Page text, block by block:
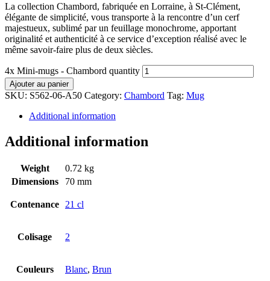
La collection Chambord, fabriquée en Lorraine, à St-Clément,
élégante de simplicité, vous transporte à la rencontre d’un cerf
majestueux, sublimé par un feuillage monochrome, apportant
originalité et authenticité à ce service d’exception réalisé avec le
même savoir-faire plus de deux siècles.
4x Mini-mugs - Chambord quantity
Ajouter au panier
SKU: S562-06-A50 Category: Chambord Tag: Mug
Additional information
Additional information
Weight
0.72 kg
Dimensions
70 mm
Contenance 21 cl
Colisage 2
Couleurs Blanc, Brun